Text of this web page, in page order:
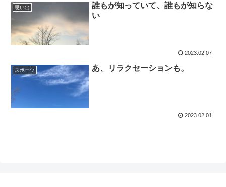
思い出
誰もが知っていて、誰もが知らな
い
2023.02.07
スポーツ あ、リラクセーションも。
2023.02.01